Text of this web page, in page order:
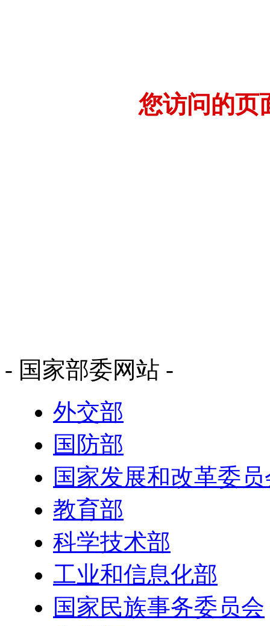
您访问的页
- 国家部委网站 -
外交部
国防部
国家发展和改革委
教育部
科学技术部
工业和信息化部
国家民族事务委员会